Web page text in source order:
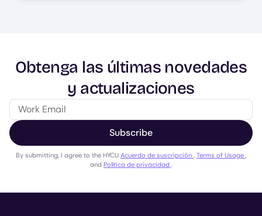
Obtenga las últimas novedades
y actualizaciones
Subscribe
By submitting, I agree to the HYCU Acuerdo de suscripción , Terms of Usage ,
and Política de privacidad .